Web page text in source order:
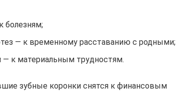
болезням;
— к временному расставанию с родными;
к материальным трудностям.
зубные коронки снятся к финансовым